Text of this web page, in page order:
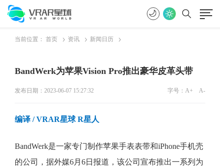
当前位置： 首页 资讯 新闻日历
BandWerk为苹果Vision Pro推出豪华皮革头带
发布日期：2023-06-07 15:27:32 字号： A+ A-
编译 / VRAR星球 R星人
BandWerk是一家专门制作苹果手表表带和iPhone手机壳
的公司，据外媒6月6日报道，该公司宣布推出一系列为